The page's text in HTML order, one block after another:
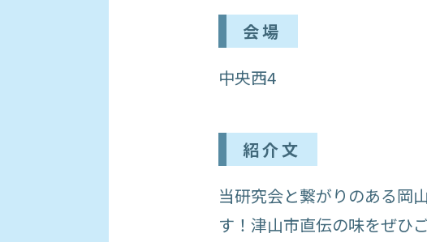
会場
中央西4
紹介文
当研究会と繋がりのある岡
す！津山市直伝の味をぜひ